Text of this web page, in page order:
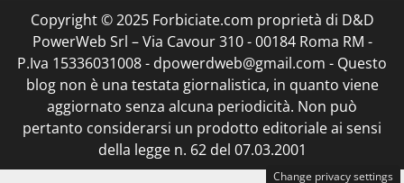
Copyright © 2025 Forbiciate.com proprietà di D&D
PowerWeb Srl – Via Cavour 310 - 00184 Roma RM -
P.Iva 15336031008 - dpowerdweb@gmail.com - Questo
blog non è una testata giornalistica, in quanto viene
aggiornato senza alcuna periodicità. Non può
pertanto considerarsi un prodotto editoriale ai sensi
della legge n. 62 del 07.03.2001
Change privacy settings